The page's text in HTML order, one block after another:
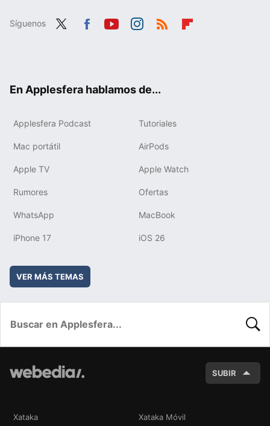
Síguenos
En Applesfera hablamos de...
Applesfera Podcast Tutoriales
Mac portátil AirPods
Apple TV Apple Watch
Rumores Ofertas
WhatsApp MacBook
iPhone 17 iOS 26
VER MÁS TEMAS
SUBIR
Xataka Xataka Móvil